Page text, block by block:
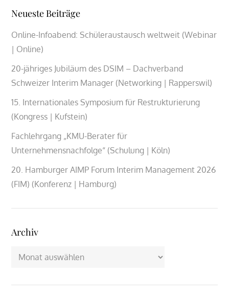
Neueste Beiträge
Online-Infoabend: Schüleraustausch weltweit (Webinar
| Online)
20-jähriges Jubiläum des DSIM – Dachverband
Schweizer Interim Manager (Networking | Rapperswil)
15. Internationales Symposium für Restrukturierung
(Kongress | Kufstein)
Fachlehrgang „KMU-Berater für
Unternehmensnachfolge“ (Schulung | Köln)
20. Hamburger AIMP Forum Interim Management 2026
(FIM) (Konferenz | Hamburg)
Archiv
Archiv